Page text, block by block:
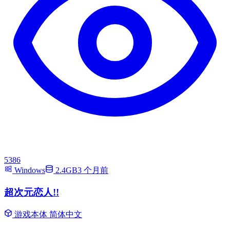
5386
Windows
2.4GB3 个月前
超次元恋人!!
游戏本体 简体中文